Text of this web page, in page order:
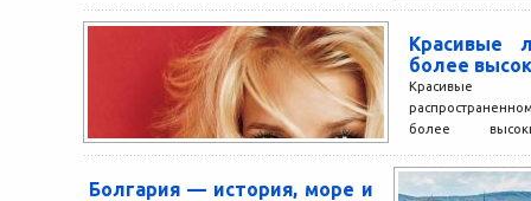
человек и составили рейтинг городов с...
Красивые
более
Красивые
более
менее
К такому...
Болгария — история, море и